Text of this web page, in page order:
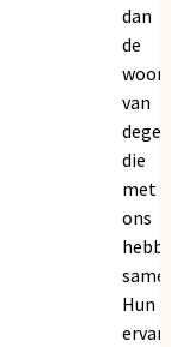
dan
de
van
die
met
ons
Hun